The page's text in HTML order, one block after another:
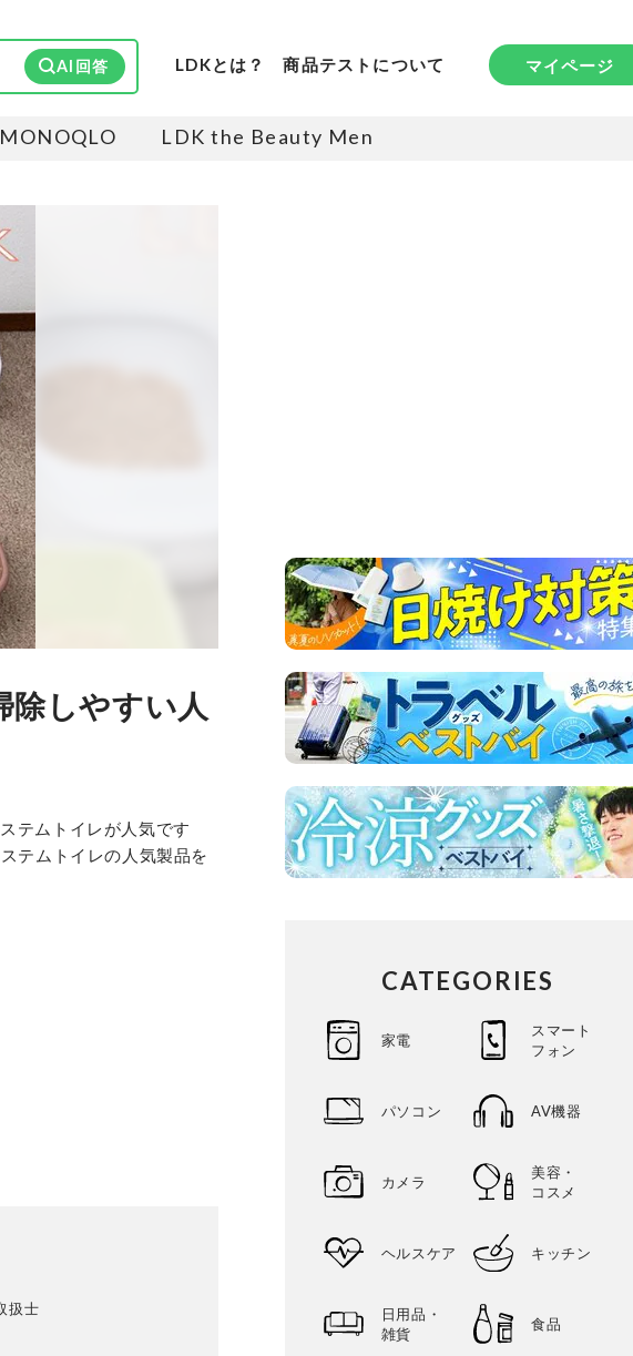
AI回答 LDKとは？ 商品テストについて マイページ
MONOQLO LDK the Beauty Men
しやすい人
テムトイレが人気です
テムトイレの人気製品を
扱士
CATEGORIES
家電
スマート
フォン
パソコン AV機器
カメラ
美容・
コスメ
ヘルスケア キッチン
日用品・
雑貨
食品